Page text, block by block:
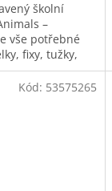
školní
–
vše potřebné
fixy, tužky,
pro malé...
Kód: 53575265